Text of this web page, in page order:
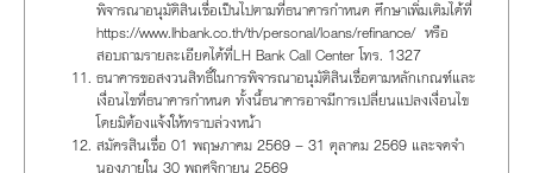
พิจารณาอนุมัติสินเชื่อเป็นไปตามที่ธนาคารกำหนด ศึกษาเพิ่มเติมได้ที่
https://www.lhbank.co.th/th/personal/loans/refinance/ หรือ
สอบถามรายละเอียดได้ที่LH Bank Call Center โทร. 1327
ธนาคารขอสงวนสิทธิ์ในการพิจารณาอนุมัติสินเชื่อตามหลักเกณฑ์และ
เงื่อนไขที่ธนาคารกำหนด ทั้งนี้ธนาคารอาจมีการเปลี่ยนแปลงเงื่อนไข
โดยมิต้องแจ้งให้ทราบล่วงหน้า
สมัครสินเชื่อ 01 พฤษภาคม 2569 – 31 ตุลาคม 2569 และจดจำ
นองภายใน 30 พฤศจิกายน 2569